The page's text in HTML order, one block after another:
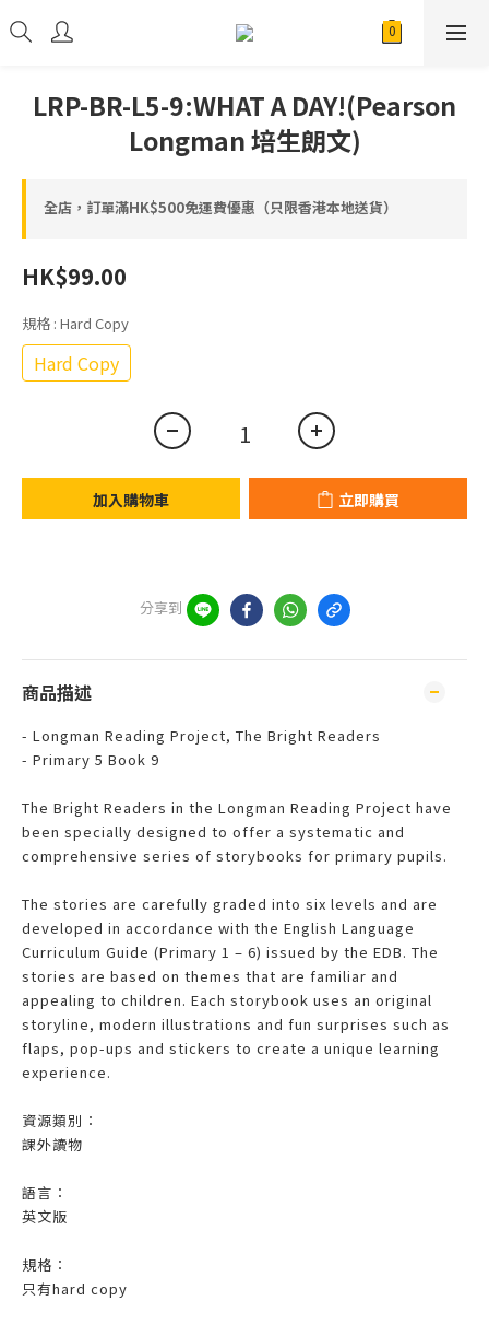
LRP-BR-L5-9:WHAT A DAY!(Pearson
Longman 培生朗文)
全店，訂單滿HK$500免運費優惠（只限香港本地送貨）
HK$99.00
規格 : Hard Copy
Hard Copy
加入購物車 立即購買
分享到
商品描述
- Longman Reading Project, The Bright Readers
- Primary 5 Book 9
The Bright Readers in the Longman Reading Project have
been specially designed to offer a systematic and
comprehensive series of storybooks for primary pupils.
The stories are carefully graded into six levels and are
developed in accordance with the English Language
Curriculum Guide (Primary 1 – 6) issued by the EDB. The
stories are based on themes that are familiar and
appealing to children. Each storybook uses an original
storyline, modern illustrations and fun surprises such as
flaps, pop-ups and stickers to create a unique learning
experience.
資源類別：
課外讀物
語言：
英文版
規格：
只有hard copy